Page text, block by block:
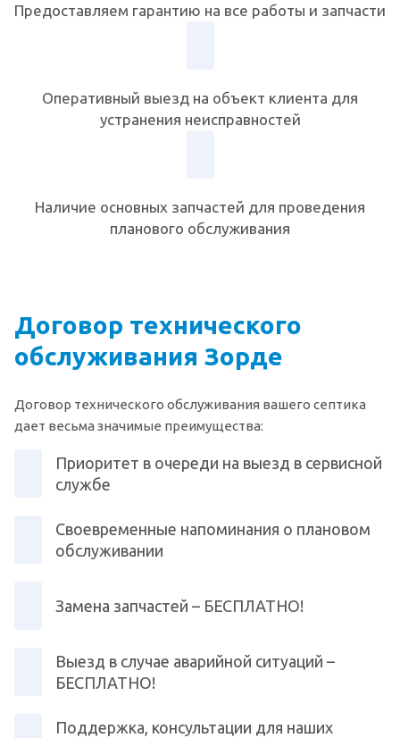
Предоставляем гарантию на все работы и запчасти
Оперативный выезд на объект клиента для
устранения неисправностей
Наличие основных запчастей для проведения
планового обслуживания
Договор технического
обслуживания Зорде
Договор технического обслуживания вашего септика
дает весьма значимые преимущества:
Приоритет в очереди на выезд в сервисной
службе
Своевременные напоминания о плановом
обслуживании
Замена запчастей – БЕСПЛАТНО!
Выезд в случае аварийной ситуаций –
БЕСПЛАТНО!
Поддержка, консультации для наших